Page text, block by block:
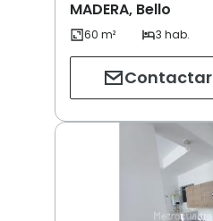
MADERA, Bello
Contactar